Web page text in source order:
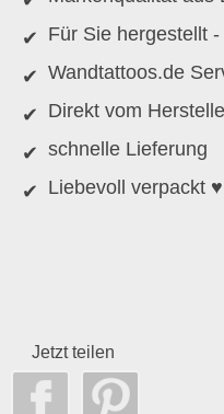
Für Sie hergestellt
Wandtattoos.de
Direkt vom
schnelle Lieferung
Liebevoll verpackt ♥
Jetzt teilen